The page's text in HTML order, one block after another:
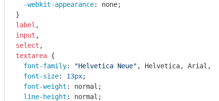
-webkit-appearance: none;
label
input
select
textarea {
font-family: "Helvetica Neue" , Helvetica, Arial,
font-size: 13px;
font-weight : normal;
line-height : normal;